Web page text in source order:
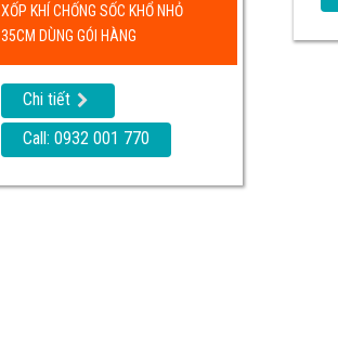
XỐP KHÍ CHỐNG SỐC KHỔ NHỎ
35CM DÙNG GÓI HÀNG
Chi tiết
Call: 0932 001 770